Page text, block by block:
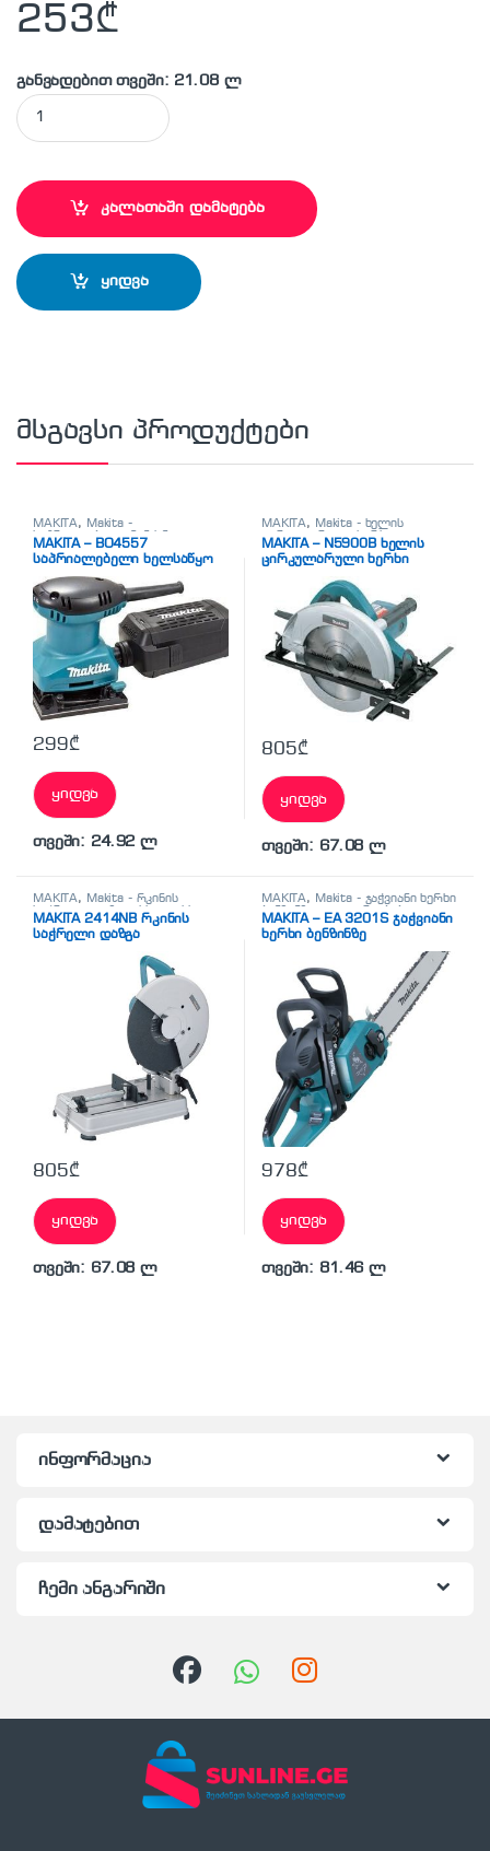
253₾
განვადებით თვეში: 21.08 ლ
MAKITA - HG5012 ტექნიკური ფენი quantity
კალათაში დამატება
ყიდვა
მსგავსი პროდუქტები
MAKITA, Makita -
საპრიალებელი მანქანა
(სველი),სხვადასხვა
MAKITA – BO4557
საპრიალებელი ხელსაწყო
299₾
ყიდვა
თვეში: 24.92 ლ
MAKITA, Makita - ხელის
ცირკულარული ხერხი
სხვადასხვა
MAKITA – N5900B ხელის
ცირკულარული ხერხი
805₾
ყიდვა
თვეში: 67.08 ლ
MAKITA, Makita - რკინის
საჭრელი დაზგა,სხვადასხვა
MAKITA 2414NB რკინის
საჭრელი დაზგა
805₾
ყიდვა
თვეში: 67.08 ლ
MAKITA, Makita - ჯაჭვიანი ხერხი
ბენზინზე
ელ. დრუჟბები
MAKITA – EA 3201S ჯაჭვიანი
ხერხი ბენზინზე
978₾
ყიდვა
თვეში: 81.46 ლ
ინფორმაცია
დამატებით
ჩემი ანგარიში